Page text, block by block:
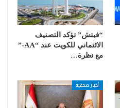
“فيتش” تؤكد التصنيف
الائتماني للكويت عند “AA-”
مع نظرة…
أخبار صحفية